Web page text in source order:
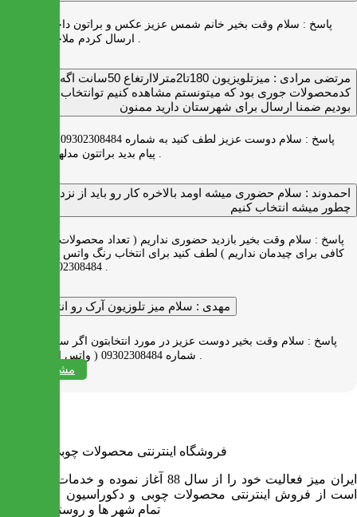
پاسخ : سلام وقت بخیر خانم شمس عزیز عکس و براتون داخل واتس اپ
ارسال کردم ملاحظه بفرمایید .
مرتضی مرادی :
میزتلویزیون 180تا2مترلاارتغاع 50سانت اگه
کدمحصولات جوری بود که میتونستم مشاهده کنیم توانتخاب راحت‌تر
بودیم ضمنا ارسال برای شهرستان دارید ممنون
پاسخ :
احمدوند : سلام حضوری میشه اومد بالاخره کار رو باید از نزدیک دید
چطور میشه انتخاب کنیم
پاسخ : سلام وقت بخیر بازدید حضوری نداریم ( تعداد محصولات زیاد و فضای
کافی برای چیدمان نداریم ) لطف کنید برای انتخاب رنگ واتس اپ به شماره
09302308484 پیام بدید .
مهدی : سلام میز تلوزیون آرک رو انتخاب کردم
پاسخ : سلام وقت بخیر دوست عزیز در مورد انتخابتون اگر سوالی دارید به
مشاهده همه
فروشگاه اینترنتی محصولات چوبی ایران میز
ایران میز فعالیت خود را از سال 88 آغاز نموده و خدمات آن عبارت
است از فروش اینترنتی محصولات چوبی و دکوراسیون و ارسال به
تمام شهر ها و روستاهای کشور